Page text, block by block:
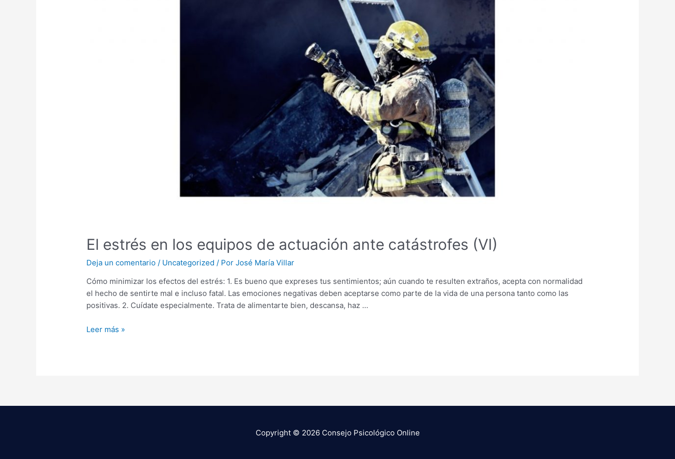
El estrés en los equipos de actuación ante catástrofes (VI)
Deja un comentario / Uncategorized / PorJosé María Villar
Cómo minimizar los efectos del estrés: 1. Es bueno que expreses tus sentimientos; aún cuando te resulten extraños, acepta con normalidad
el hecho de sentirte mal e incluso fatal. Las emociones negativas deben aceptarse como parte de la vida de una persona tanto como las
positivas. 2. Cuídate especialmente. Trata de alimentarte bien, descansa, haz …
Leer más »
Copyright © 2026 Consejo Psicológico Online